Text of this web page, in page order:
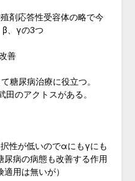
剤応答性受容体の略で今
、γの3つ
善
糖尿病治療に役立つ。
のアクトスがある。
性が低いのでαにもγにも
病の病態も改善する作用
用は無いが）